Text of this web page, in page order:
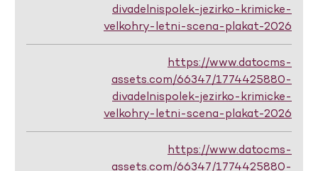
divadelnispolek-jezirko-krimicke-
velkohry-letni-scena-plakat-2026
https://www.datocms-
assets.com/66347/1774425880-
divadelnispolek-jezirko-krimicke-
velkohry-letni-scena-plakat-2026
https://www.datocms-
assets.com/66347/1774425880-